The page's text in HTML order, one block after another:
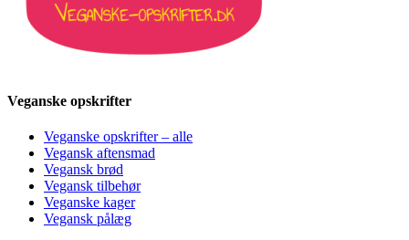
Veganske opskrifter
Veganske opskrifter – alle
Vegansk aftensmad
Vegansk brød
Vegansk tilbehør
Veganske kager
Vegansk pålæg